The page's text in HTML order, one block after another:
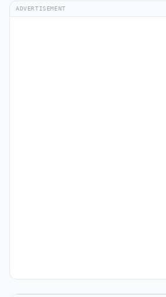
ADVERTISEMENT